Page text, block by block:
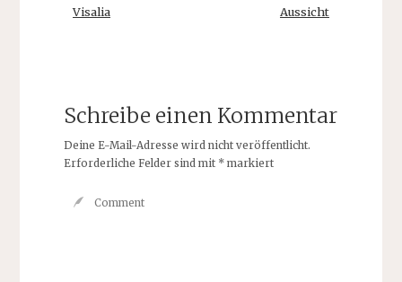
Visalia
Aussicht
Schreibe einen Kommentar
Deine E-Mail-Adresse wird nicht veröffentlicht.
Erforderliche Felder sind mit *markiert